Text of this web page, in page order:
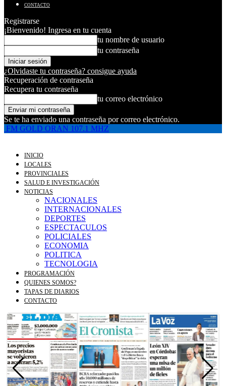
CONTACTO
Registrarse
¡Bienvenido! Ingresa en tu cuenta
tu nombre de usuario
tu contraseña
¿Olvidaste tu contraseña? consigue ayuda
Recuperación de contraseña
Recupera tu contraseña
tu correo electrónico
Se te ha enviado una contraseña por correo electrónico.
FM GOLD ORAN 107.1 MHZ
INICIO
LOCALES
PROVINCIALES
SALUD E INVESTIGACIÓN
NOTICIAS
NACIONALES
INTERNACIONALES
DEPORTES
ESPECTACULOS
POLICIALES
ECONOMIA
POLITICA
TECNOLOGIA
PROGRAMACIÓN
QUIENES SOMOS?
TAPAS DE DIARIOS
CONTACTO